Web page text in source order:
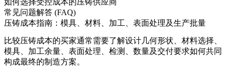
常见问题解答 (FAQ)
压铸成本指南：模具、材料、加工、表面处理及生产批量
比较压铸成本的买家通常需要了解设计几何形状、材料选择、
模具、加工余量、表面处理、检测、数量及交付要求如何共同
构成最终的制造方案。